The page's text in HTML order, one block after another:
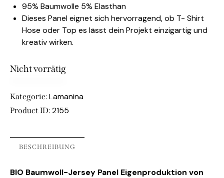
95% Baumwolle 5% Elasthan
Dieses Panel eignet sich hervorragend, ob T- Shirt
Hose oder Top es lässt dein Projekt einzigartig und
kreativ wirken.
Nicht vorrätig
Kategorie: Lamanina
Product ID: 2155
BESCHREIBUNG
BIO Baumwoll-Jersey Panel Eigenproduktion von